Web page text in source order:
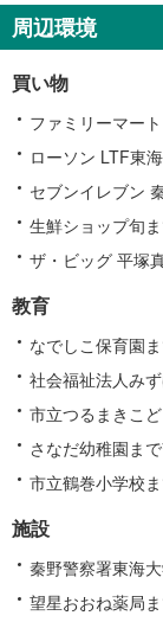
す
る
報
周辺環境
買い物
ファミリーマー
ローソン LTF東
セブンイレブン
生鮮ショップ旬
ザ・ビッグ 平塚
教育
なでしこ保育園
社会福祉法人み
市立つるまきこ
さなだ幼稚園ま
市立鶴巻小学校
施設
秦野警察署東海
望星おおね薬局